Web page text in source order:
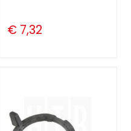
€ 7,32